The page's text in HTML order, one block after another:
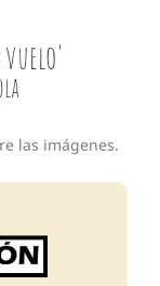
vuelo'
las imágenes.